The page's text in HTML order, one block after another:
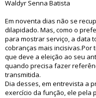
Waldyr Senna Batista
Em noventa dias não se
dilapidado. Mas, como o
para mostrar serviço, a data
cobranças mais incisivas.Por
que deve a eleição ao seu
quando precisa fazer
transmitida.
Dia desses, em entrevista a
exercício da função, ele pela